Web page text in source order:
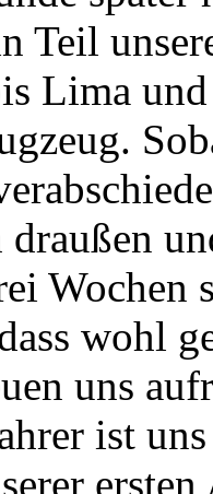
Teil
Lima
draußen
Wochen
wohl
uns
ist